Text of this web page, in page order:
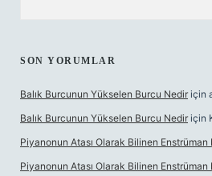
SON YORUMLAR
Balık Burcunun Yükselen Burcu Nedir için
Balık Burcunun Yükselen Burcu Nedir için
Piyanonun Atası Olarak Bilinen Enstrüman
Piyanonun Atası Olarak Bilinen Enstrüman